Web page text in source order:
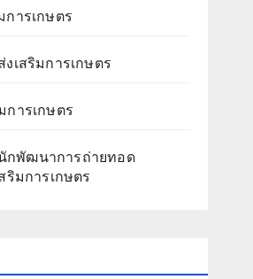
การเกษตร
เสริมการเกษตร
การเกษตร
กพัฒนาการถ่ายทอด
ริมการเกษตร